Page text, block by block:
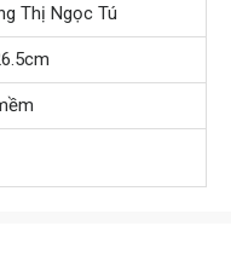
Thị Ngọc Tú